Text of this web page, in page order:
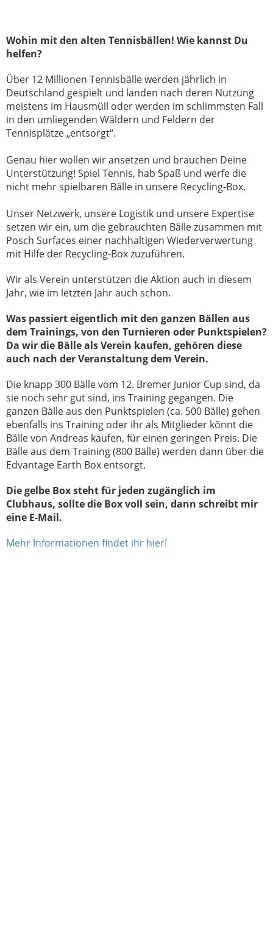
Wohin mit den alten Tennisbällen! Wie kannst Du
helfen?
Über 12 Millionen Tennisbälle werden jährlich in
Deutschland gespielt und landen nach deren Nutzung
meistens im Hausmüll oder werden im schlimmsten Fall
in den umliegenden Wäldern und Feldern der
Tennisplätze „entsorgt“.
Genau hier wollen wir ansetzen und brauchen Deine
Unterstützung! Spiel Tennis, hab Spaß und werfe die
nicht mehr spielbaren Bälle in unsere Recycling-Box.
Unser Netzwerk, unsere Logistik und unsere Expertise
setzen wir ein, um die gebrauchten Bälle zusammen mit
Posch Surfaces einer nachhaltigen Wiederverwertung
mit Hilfe der Recycling-Box zuzuführen.
Wir als Verein unterstützen die Aktion auch in diesem
Jahr, wie im letzten Jahr auch schon.
Was passiert eigentlich mit den ganzen Bällen aus
dem Trainings, von den Turnieren oder Punktspielen?
Da wir die Bälle als Verein kaufen, gehören diese
auch nach der Veranstaltung dem Verein.
Die knapp 300 Bälle vom 12. Bremer Junior Cup sind, da
sie noch sehr gut sind, ins Training gegangen. Die
ganzen Bälle aus den Punktspielen (ca. 500 Bälle) gehen
ebenfalls ins Training oder ihr als Mitglieder könnt die
Bälle von Andreas kaufen, für einen geringen Preis. Die
Bälle aus dem Training (800 Bälle) werden dann über die
Edvantage Earth Box entsorgt.
Die gelbe Box steht für jeden zugänglich im
Clubhaus, sollte die Box voll sein, dann schreibt mir
eine E-Mail.
Mehr Informationen findet ihr hier!